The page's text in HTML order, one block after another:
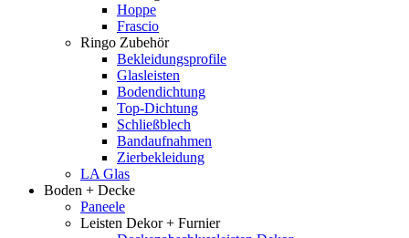
Hoppe
Frascio
Ringo Zubehör
Bekleidungsprofile
Glasleisten
Bodendichtung
Top-Dichtung
Schließblech
Bandaufnahmen
Zierbekleidung
LA Glas
Boden + Decke
Paneele
Leisten Dekor + Furnier